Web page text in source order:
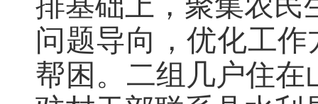
问题导向，优化工
帮困。 二组几户住在